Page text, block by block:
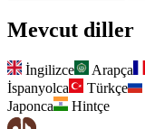
Mevcut diller
İngilizce Arapça
İspanyolca
Türkçe
Japonca
Hintçe